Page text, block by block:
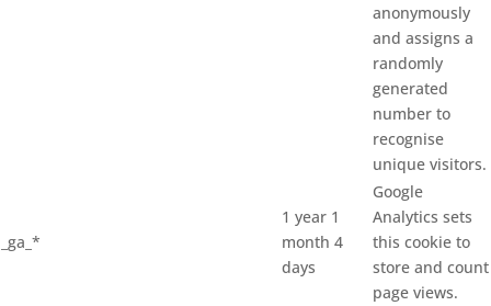
anonymously
and assigns a
randomly
generated
number to
recognise
unique visitors.
_ga_*
1 year 1
month 4
days
Google
Analytics sets
this cookie to
store and count
page views.